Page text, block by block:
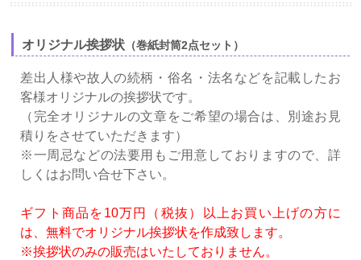
オリジナル挨拶状 （巻紙封筒2点セット）
差出人様や故人の続柄・俗名・法名などを記載したお
客様オリジナルの挨拶状です。
（完全オリジナルの文章をご希望の場合は、別途お見
積りをさせていただきます）
※一周忌などの法要用もご用意しておりますので、詳
しくはお問い合せ下さい。
ギフト商品を10万円（税抜）以上お買い上げの方に
は、無料でオリジナル挨拶状を作成致します。
※挨拶状のみの販売はいたしておりません。